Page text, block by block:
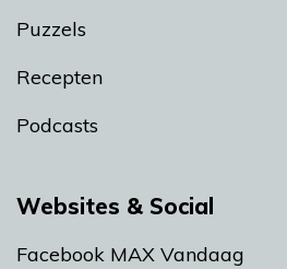
Puzzels
Recepten
Podcasts
Websites & Social
Facebook MAX Vandaag